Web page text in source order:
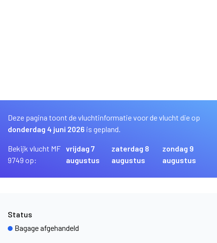
Deze pagina toont de vluchtinformatie voor de vlucht die op
donderdag 4 juni 2026 is gepland.
Bekijk vlucht MF
9749 op:
vrijdag 7
augustus
zaterdag 8
augustus
zondag 9
augustus
Status
Bagage afgehandeld